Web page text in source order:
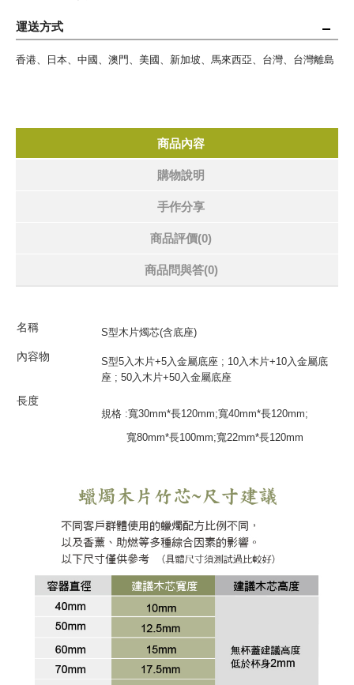
運送方式
香港、日本、中國、澳門、美國、新加坡、馬來西亞、台灣、台灣離島
商品內容
購物說明
手作分享
商品評價(0)
商品問與答(0)
名稱 S型木片燭芯(含底座)
內容物
S型5入木片+5入金屬底座 ; 10入木片+10入金屬底
座 ; 50入木片+50入金屬底座
長度
規格 :寬30mm*長120mm;寬40mm*長120mm;
寬80mm*長100mm;寬22mm*長120mm